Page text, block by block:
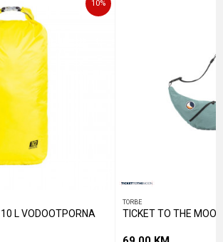
POŠALJI
10%
10 L VODOOTPORNA
TORBE
TICKET TO THE